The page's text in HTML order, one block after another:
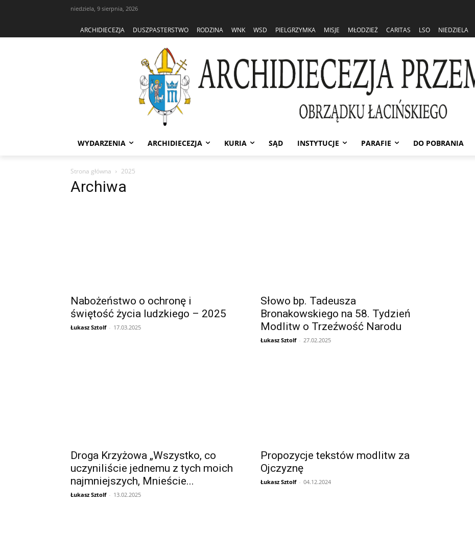
niedziela, 9 sierpnia, 2026
ARCHIDIECEZJA DUSZPASTERSTWO RODZINA WNK WSD PIELGRZYMKA MISJE MŁODZIEŻ CARITAS LSO NIEDZIELA
WYDARZENIA ARCHIDIECEZJA KURIA SĄD INSTYTUCJE PARAFIE DO POBRANIA
Strona główna 2025
Archiwa
Nabożeństwo o ochronę i
świętość życia ludzkiego – 2025
Łukasz Sztolf - 17.03.2025
Słowo bp. Tadeusza
Bronakowskiego na 58. Tydzień
Modlitw o Trzeźwość Narodu
Łukasz Sztolf - 27.02.2025
Droga Krzyżowa „Wszystko, co
uczyniliście jednemu z tych moich
najmniejszych, Mnieście...
Łukasz Sztolf - 13.02.2025
Propozycje tekstów modlitw za
Ojczyznę
Łukasz Sztolf - 04.12.2024